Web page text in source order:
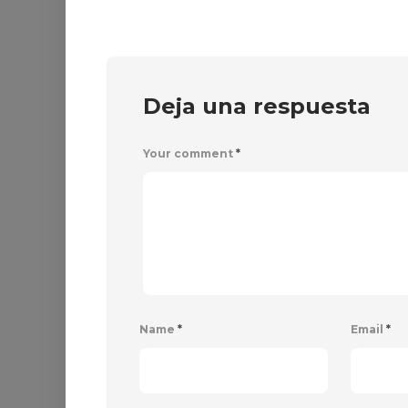
Deja una respuesta
Your comment *
Name * Email *